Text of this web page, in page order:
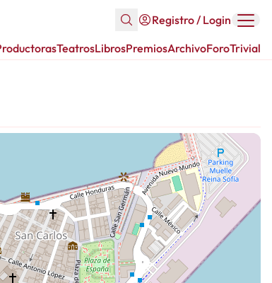
Registro / Login
TeatrosLibrosPremiosArchivoForoTrivial